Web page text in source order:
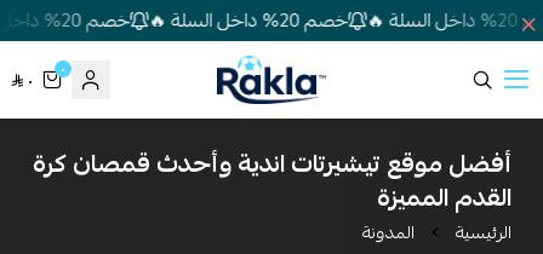
🔥 خصم 20% داخل السلة 🔥 خصم 20% داخل السلة 🔥
Rakla
٠ ٠
أفضل موقع تيشيرتات اندية وأحدث قمصان كرة
القدم المميزة
الرئيسية المدونة